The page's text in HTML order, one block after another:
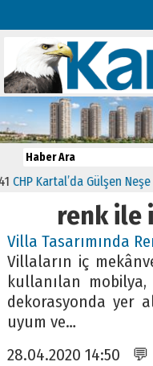
Kartal’da Gülşen Neşe
renk ile
Villa Tasarımında
Villaların iç
kullanılan
dekorasyonda yer
uyum ve…
28.04.2020 14:50